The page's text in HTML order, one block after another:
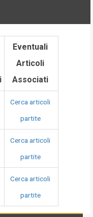
Eventuali
Articoli
Associati
Cerca articoli
partite
Cerca articoli
partite
Cerca articoli
partite